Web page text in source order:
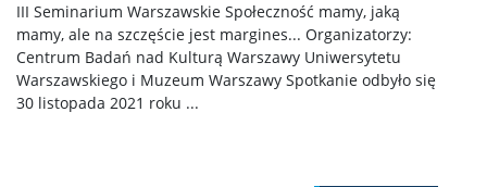
III Seminarium Warszawskie Społeczność mamy, jaką
mamy, ale na szczęście jest margines... Organizatorzy:
Centrum Badań nad Kulturą Warszawy Uniwersytetu
Warszawskiego i Muzeum Warszawy Spotkanie odbyło się
30 listopada 2021 roku ...